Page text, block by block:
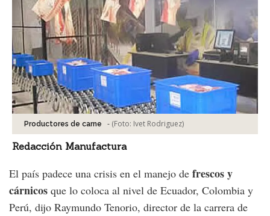
Productores de carne - (Foto: Ivet Rodriguez)
Redacción Manufactura
El país padece una crisis en el manejo de frescos y
cárnicos que lo coloca al nivel de Ecuador, Colombia y
Perú, dijo Raymundo Tenorio, director de la carrera de